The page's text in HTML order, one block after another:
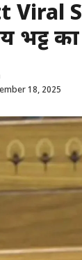
भट्ट
18, 2025